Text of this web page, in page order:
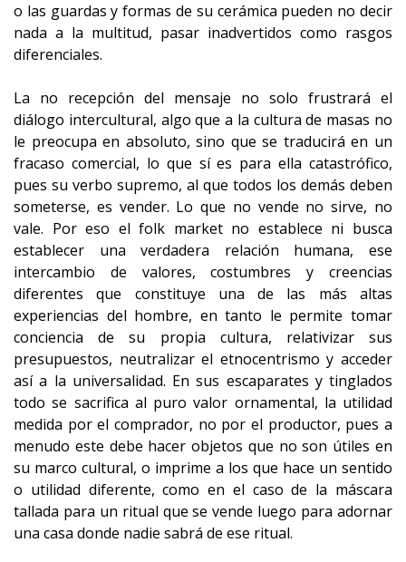
o las guardas y formas de su cerámica pueden no decir
nada a la multitud, pasar inadvertidos como rasgos
diferenciales.
La no recepción del mensaje no solo frustrará el
diálogo intercultural, algo que a la cultura de masas no
le preocupa en absoluto, sino que se traducirá en un
fracaso comercial, lo que sí es para ella catastrófico,
pues su verbo supremo, al que todos los demás deben
someterse, es vender. Lo que no vende no sirve, no
vale. Por eso el folk market no establece ni busca
establecer una verdadera relación humana, ese
intercambio de valores, costumbres y creencias
diferentes que constituye una de las más altas
experiencias del hombre, en tanto le permite tomar
conciencia de su propia cultura, relativizar sus
presupuestos, neutralizar el etnocentrismo y acceder
así a la universalidad. En sus escaparates y tinglados
todo se sacrifica al puro valor ornamental, la utilidad
medida por el comprador, no por el productor, pues a
menudo este debe hacer objetos que no son útiles en
su marco cultural, o imprime a los que hace un sentido
o utilidad diferente, como en el caso de la máscara
tallada para un ritual que se vende luego para adornar
una casa donde nadie sabrá de ese ritual.